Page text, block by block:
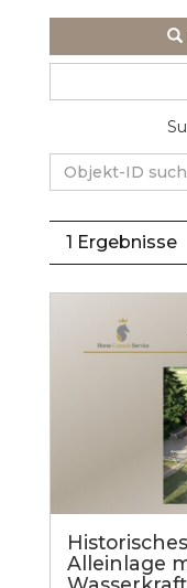
1 Ergebnisse
Alleinlage